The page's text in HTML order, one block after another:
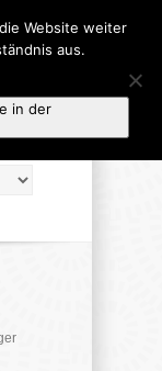
Website weiter
aus.
in der